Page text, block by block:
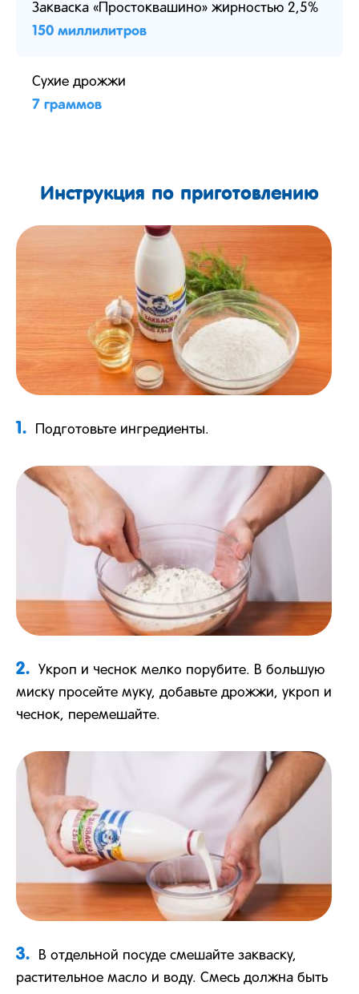
Закваска «Простоквашино» жирностью 2,5%
150 миллилитров
Сухие дрожжи
7 граммов
Инструкция по приготовлению
1. Подготовьте ингредиенты.
2.
Укроп и чеснок мелко порубите. В большую
миску просейте муку, добавьте дрожжи, укроп и
чеснок, перемешайте.
3.
В отдельной посуде смешайте закваску,
растительное масло и воду. Смесь должна быть